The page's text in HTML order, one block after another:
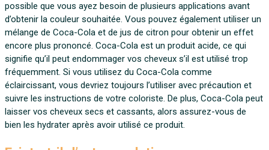
possible que vous ayez besoin de plusieurs applications avant
d’obtenir la couleur souhaitée. Vous pouvez également utiliser un
mélange de Coca-Cola et de jus de citron pour obtenir un effet
encore plus prononcé. Coca-Cola est un produit acide, ce qui
signifie qu’il peut endommager vos cheveux s’il est utilisé trop
fréquemment. Si vous utilisez du Coca-Cola comme
éclaircissant, vous devriez toujours l’utiliser avec précaution et
suivre les instructions de votre coloriste. De plus, Coca-Cola peut
laisser vos cheveux secs et cassants, alors assurez-vous de
bien les hydrater après avoir utilisé ce produit.